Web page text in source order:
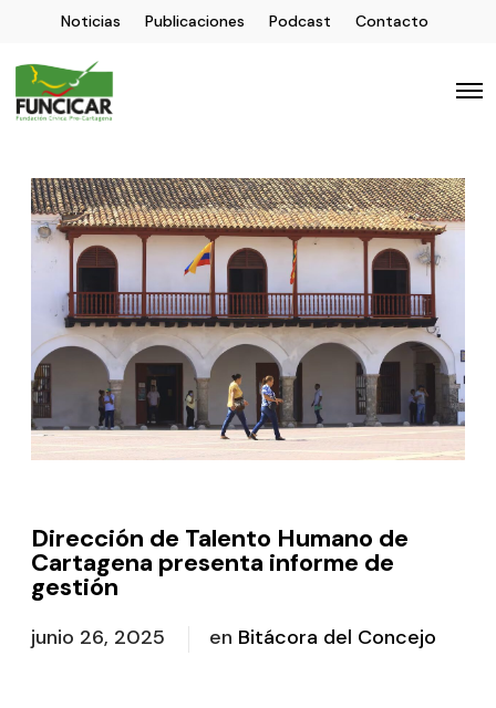
Noticias Publicaciones Podcast Contacto
Dirección de Talento Humano de
Cartagena presenta informe de
gestión
junio 26, 2025 en Bitácora del Concejo